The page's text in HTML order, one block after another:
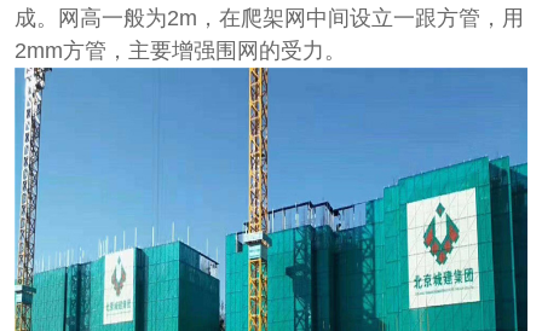
成。网高一般为2m，在爬架网中间设立一跟方管，用
2mm方管，主要增强围网的受力。